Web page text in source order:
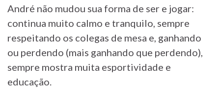
André não mudou sua forma de ser e jogar:
continua muito calmo e tranquilo, sempre
respeitando os colegas de mesa e, ganhando
ou perdendo (mais ganhando que perdendo),
sempre mostra muita esportividade e
educação.